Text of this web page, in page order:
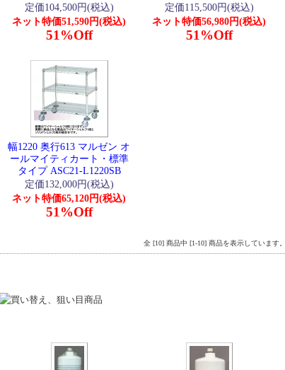
定価104,500円(税込)
ネット特価51,590円(税込)
51%Off
定価115,500円(税込)
ネット特価56,980円(税込)
51%Off
幅1220 奥行613 マルゼン オ
ールマイティカート・標準
タイプ ASC21-L1220SB
定価132,000円(税込)
ネット特価65,120円(税込)
51%Off
全 [10] 商品中 [1-10] 商品を表示しています。